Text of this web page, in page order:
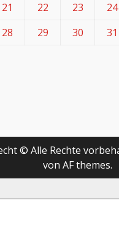
21 22 23 24
28 29 30 31
© Alle Rechte
von AF themes.